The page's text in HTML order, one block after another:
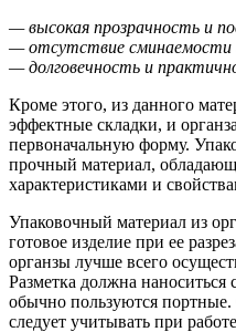
— высокая прозрачность и
— отсутствие сминаемости
— долговечность и
Кроме этого, из данного
эффектные складки, и
первоначальную форму.
прочный материал,
характеристиками и
Упаковочный материал из
готовое изделие при ее
органзы лучше всего
Разметка должна
обычно пользуются портные.
следует учитывать при